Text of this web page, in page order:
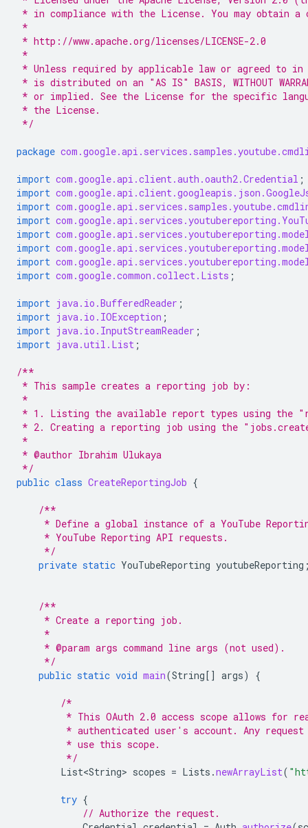
* in compliance with the License. You may obtain
*
* http://www.apache.org/licenses/LICENSE-2.0
*
* Unless required by applicable law or agreed to
* is distributed on an "AS IS" BASIS, WITHOUT
* or implied. See the License for the specific
* the License.
*/
package
import com.google.api.client.auth.oauth2.Credential ;
import
import
import
import
import
import
import com.google.common.collect.Lists ;
import java.io.BufferedReader ;
import java.io.IOException ;
import java.io.InputStreamReader ;
import java.util.List ;
/**
* This sample creates a reporting job by:
*
* 1. Listing the available report types using the
* 2. Creating a reporting job using the
*
* @author Ibrahim Ulukaya
*/
public class CreateReportingJob {
/**
* Define a global instance of a YouTube
     * YouTube Reporting API requests.
     */
private static YouTubeReporting youtubeReporting
/**
     * Create a reporting job.
     *
     * @param args command line args (not used).
     */
public static void main(String[] args) {
/*
* This OAuth 2.0 access scope allows for
* authenticated user's account. Any
         * use this scope.
         */
List<String> scopes = Lists .newArrayList(
try {
// Authorize the request.